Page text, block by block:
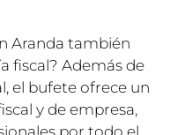
Aranda también
fiscal? Además de
el bufete ofrece un
y de empresa,
por todo el